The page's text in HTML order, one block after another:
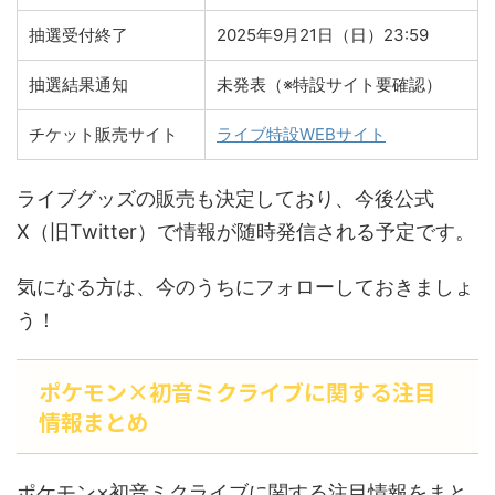
抽選受付終了 2025年9月21日（日）23:59
抽選結果通知 未発表（※特設サイト要確認）
チケット販売サイト ライブ特設WEBサイト
ライブグッズの販売も決定しており、今後公式
X（旧Twitter）で情報が随時発信される予定です。
気になる方は、今のうちにフォローしておきましょ
う！
ポケモン×初音ミクライブに関する注目
情報まとめ